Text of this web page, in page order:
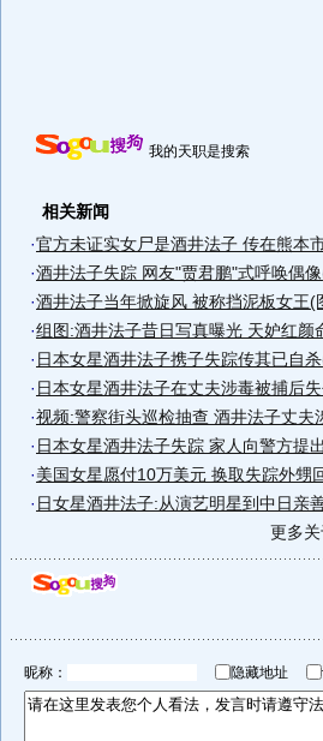
我的天职是搜索
相关新闻
·官方未证实女尸是酒井法子 传在熊本市
·酒井法子失踪 网友"贾君鹏"式呼唤偶
·酒井法子当年掀旋风 被称挡泥板女王(
·组图:酒井法子昔日写真曝光 天妒红颜
· 日本女星酒井法子携子失踪传其已自
· 日本女星酒井法子在丈夫涉毒被捕后
·视频:警察街头巡检抽查 酒井法子丈夫
· 日本女星酒井法子失踪 家人向警方提出
·美国女星愿付10万美元 换取失踪外甥
· 日女星酒井法子:从演艺明星到中日亲善
更多
昵称： 隐藏地址